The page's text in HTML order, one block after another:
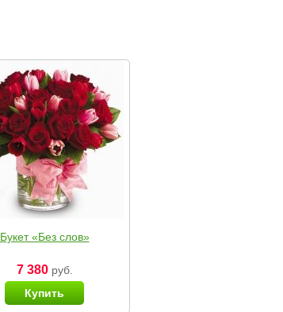
Букет «Без слов»
7 380руб.
Купить